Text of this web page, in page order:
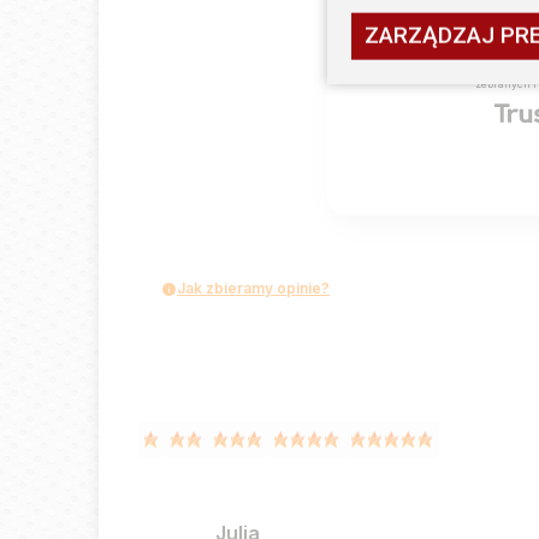
2opinii
zebranych
Jak zbieramy opinie?
Julia
ZARZĄDZAJ